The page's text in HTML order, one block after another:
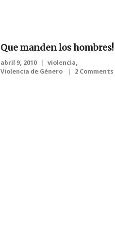
Que manden los hombres!
abril 9, 2010 violencia,
Violencia de Género
2 Comments